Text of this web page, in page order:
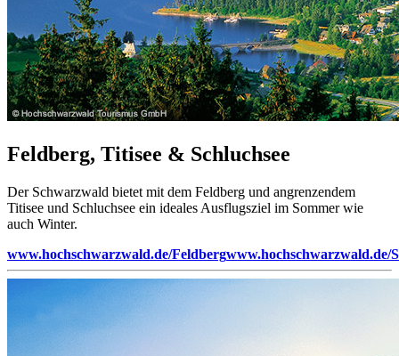
Feldberg, Titisee & Schluchsee
Der Schwarzwald bietet mit dem Feldberg und angrenzendem
Titisee und Schluchsee ein ideales Ausflugsziel im Sommer wie
auch Winter.
www.hochschwarzwald.de/Feldbergwww.hochschwarzwald.de/